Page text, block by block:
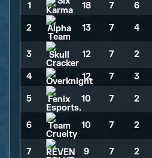
1
18 7 6
2 13 7 4
3 12 7 2
4 12 7 3
5 10 7 2
6 10 7 2
7 9 7 2